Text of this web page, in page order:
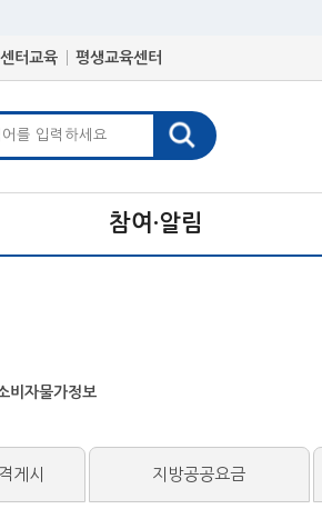
터교육 평생교육센터
참여·알림
비자물가정보
게시 지방공공요금